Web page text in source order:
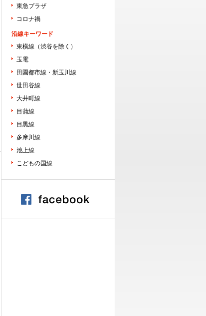
東急プラザ
コロナ禍
沿線キーワード
東横線（渋谷を除く）
玉電
田園都市線・新玉川線
世田谷線
大井町線
目蒲線
目黒線
多摩川線
池上線
こどもの国線